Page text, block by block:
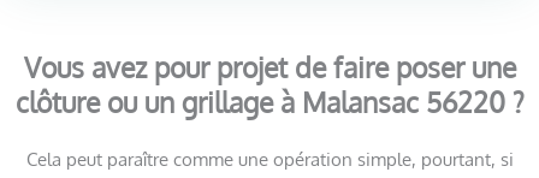
Vous avez pour projet de faire poser une
clôture ou un grillage à Malansac 56220 ?
Cela peut paraître comme une opération simple, pourtant, si